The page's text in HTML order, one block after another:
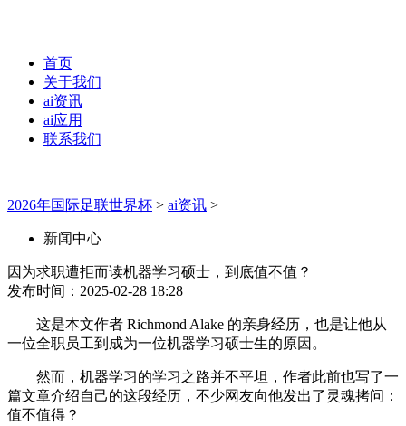
首页
关于我们
ai资讯
ai应用
联系我们
2026年国际足联世界杯 > ai资讯 >
新闻中心
因为求职遭拒而读机器学习硕士，到底值不值？
发布时间：2025-02-28 18:28
这是本文作者 Richmond Alake 的亲身经历，也是让他从
一位全职员工到成为一位机器学习硕士生的原因。
然而，机器学习的学习之路并不平坦，作者此前也写了一
篇文章介绍自己的这段经历，不少网友向他发出了灵魂拷问：
值不值得？